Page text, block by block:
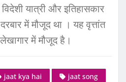
यात्री और इतिहासकार
में मौजूद था । यह वृत्तांत
में मौजूद है।
jaat kya hai
jaat song